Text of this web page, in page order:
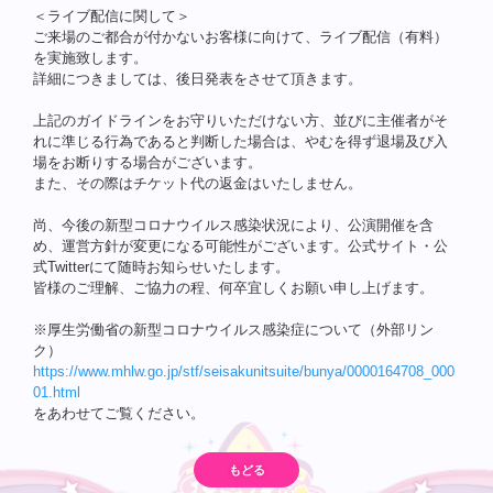
＜ライブ配信に関して＞
ご来場のご都合が付かないお客様に向けて、ライブ配信（有料）
を実施致します。
詳細につきましては、後日発表をさせて頂きます。
上記のガイドラインをお守りいただけない方、並びに主催者がそ
れに準じる行為であると判断した場合は、やむを得ず退場及び入
場をお断りする場合がございます。
また、その際はチケット代の返金はいたしません。
尚、今後の新型コロナウイルス感染状況により、公演開催を含
め、運営方針が変更になる可能性がございます。公式サイト・公
式Twitterにて随時お知らせいたします。
皆様のご理解、ご協力の程、何卒宜しくお願い申し上げます。
※厚生労働省の新型コロナウイルス感染症について（外部リン
ク）
https://www.mhlw.go.jp/stf/seisakunitsuite/bunya/0000164708_000
01.html
をあわせてご覧ください。
もどる